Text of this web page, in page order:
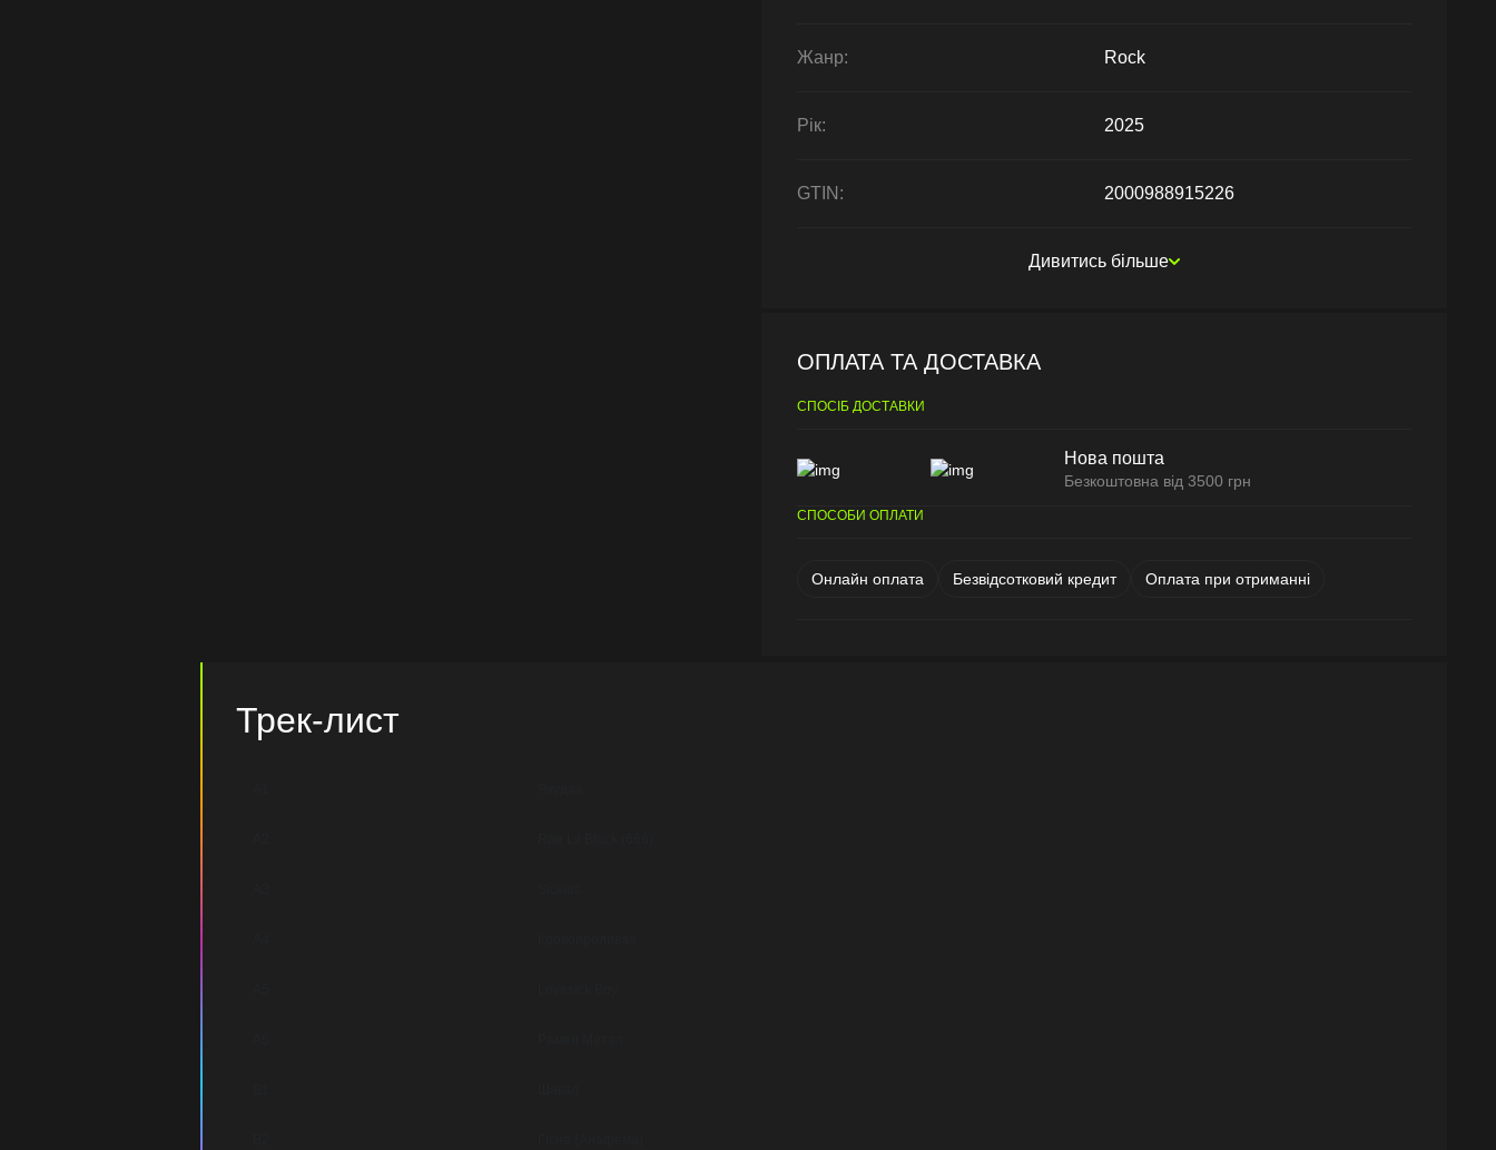
Жанр: Rock
Рік: 2025
GTIN: 2000988915226
Дивитись більше
ОПЛАТА ТА ДОСТАВКА
СПОСІБ ДОСТАВКИ
Нова пошта
Безкоштовна від 3500 грн
СПОСОБИ ОПЛАТИ
Онлайн оплата Безвідсотковий кредит Оплата при отриманні
Трек-лист